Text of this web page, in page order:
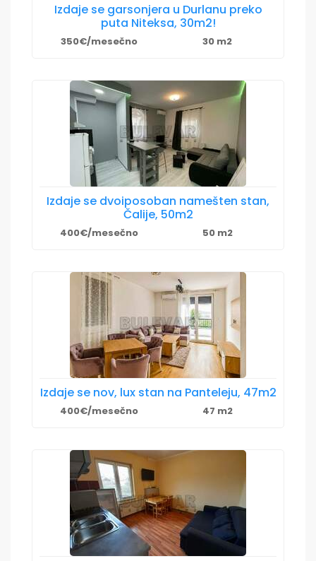
Izdaje se garsonjera u Durlanu preko
puta Niteksa, 30m2!
350€/mesečno 30 m2
Izdaje se dvoiposoban namešten stan,
Čalije, 50m2
400€/mesečno 50 m2
Izdaje se nov, lux stan na Panteleju, 47m2
400€/mesečno 47 m2